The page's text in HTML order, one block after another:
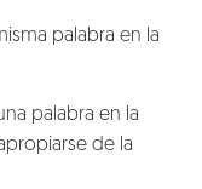
palabra en la
palabra en la
de la